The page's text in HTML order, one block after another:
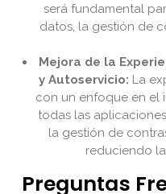
será fundamental
datos, la gestión de
Mejora de la
y Autoservicio: La
con un enfoque en el
todas las
la gestión de
reduciendo
Preguntas